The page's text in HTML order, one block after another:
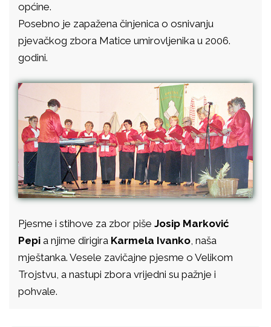
općine.
Posebno je zapažena činjenica o osnivanju
pjevačkog zbora Matice umirovljenika u 2006.
godini.
Pjesme i stihove za zbor piše Josip Marković
Pepi a njime dirigira Karmela Ivanko , naša
mještanka. Vesele zavičajne pjesme o Velikom
Trojstvu, a nastupi zbora vrijedni su pažnje i
pohvale.